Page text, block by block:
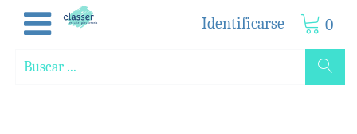
Identificarse 0